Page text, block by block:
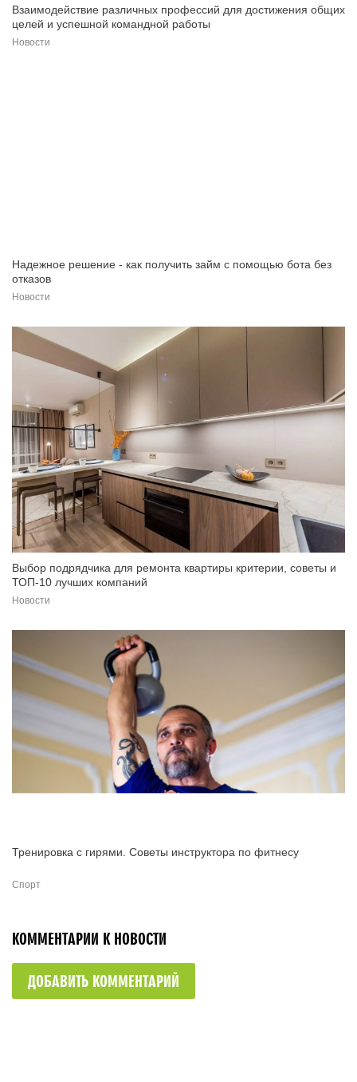
Взаимодействие различных профессий для достижения общих
целей и успешной командной работы
Новости
Надежное решение - как получить займ с помощью бота без
отказов
Новости
Выбор подрядчика для ремонта квартиры критерии, советы и
ТОП-10 лучших компаний
Новости
Тренировка с гирями. Советы инструктора по фитнесу
Спорт
КОММЕНТАРИИ К НОВОСТИ
ДОБАВИТЬ КОММЕНТАРИЙ